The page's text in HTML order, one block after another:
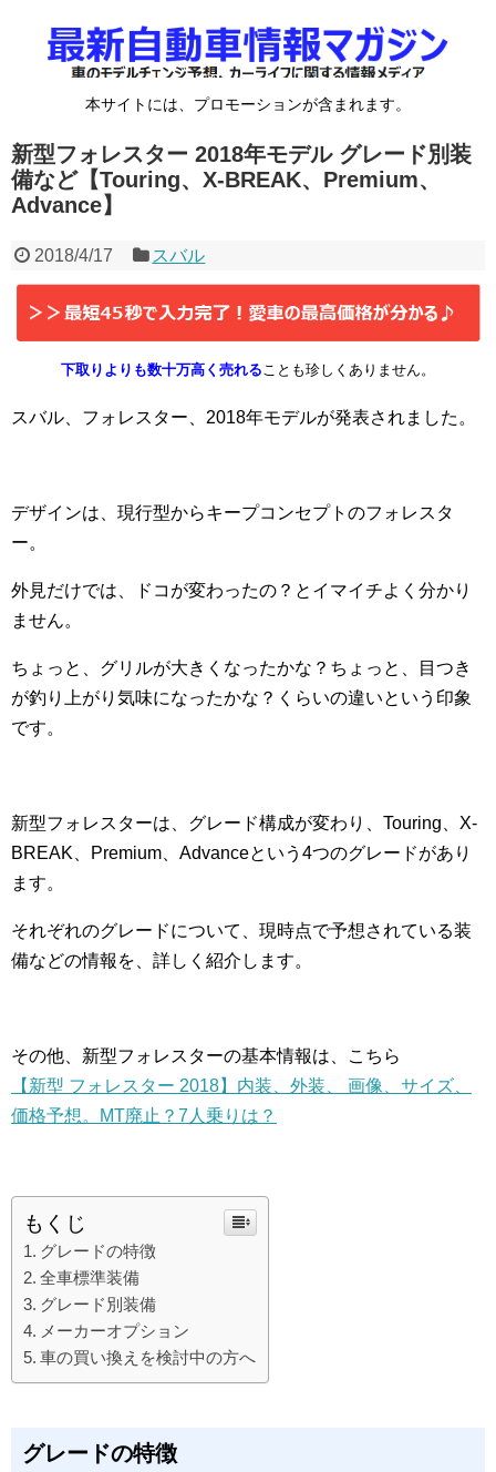
本サイトには、プロモーションが含まれます。
新型フォレスター 2018年モデル グレード別装
備など【Touring、X-BREAK、Premium、
Advance】
2018/4/17 スバル
下取りよりも数十万高く売れることも珍しくありません。
スバル、フォレスター、2018年モデルが発表されました。
デザインは、現行型からキープコンセプトのフォレスタ
ー。
外見だけでは、ドコが変わったの？とイマイチよく分かり
ません。
ちょっと、グリルが大きくなったかな？ちょっと、目つき
が釣り上がり気味になったかな？くらいの違いという印象
です。
新型フォレスターは、グレード構成が変わり、Touring、X-
BREAK、Premium、Advanceという4つのグレードがあり
ます。
それぞれのグレードについて、現時点で予想されている装
備などの情報を、詳しく紹介します。
その他、新型フォレスターの基本情報は、こちら
【新型 フォレスター 2018】内装、外装、 画像、サイズ、
価格予想。MT廃止？7人乗りは？
もくじ
グレードの特徴
全車標準装備
グレード別装備
メーカーオプション
車の買い換えを検討中の方へ
グレードの特徴